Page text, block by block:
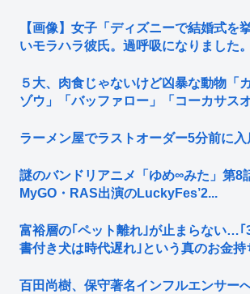
【画像】女子「ディズニーで結婚式を
いモラハラ彼氏。過呼吸になりました
５大、肉食じゃないけど凶暴な動物「
ゾウ」「バッファロー」「コーカサス
ラーメン屋でラストオーダー5分前に入
謎のバンドリアニメ「ゆめ∞みた」第8
MyGO・RAS出演のLuckyFes’2...
富裕層の｢ペット離れ｣が止まらない…｢
書付き犬は時代遅れ｣という真のお金持
百田尚樹、保守著名インフルエンサー